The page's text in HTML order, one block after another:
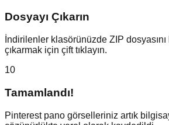
Dosyayı Çıkarın
İndirilenler klasörünüzde ZIP
çıkarmak için çift tıklayın.
10
Tamamlandı!
Pinterest pano görselleriniz artık